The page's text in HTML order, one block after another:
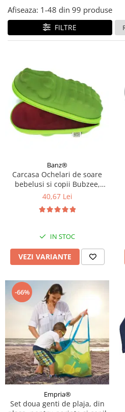
Siguranta animale companie
Carduri Cadou
Produse Sub 50 Lei
Resigilate
Afiseaza: 1-48 din 99 produse
FILTRE
Banz®
Carcasa Ochelari de soare
bebelusi si copii Bubzee,
Diverse culori
40,67 Lei
IN STOC
VEZI VARIANTE
-66%
Empria®
Set doua genti de plaja, din